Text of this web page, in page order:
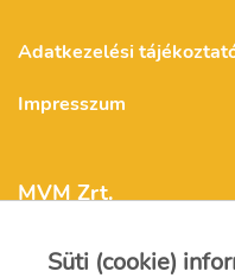
Adatkezelési
Impresszum
MVM Zrt.
Süti (cookie)